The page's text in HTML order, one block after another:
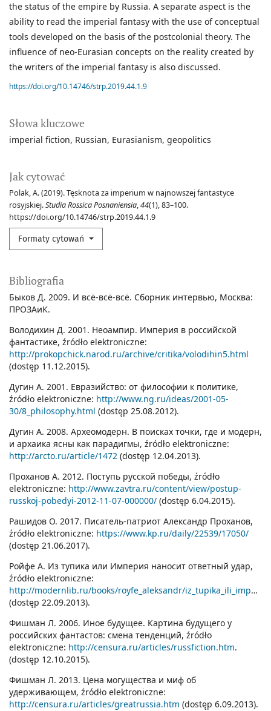
Słowa kluczowe
imperial fiction Russian Eurasianism geopolitics
Jak cytować
Polak, A. (2019). Tęsknota za imperium w najnowszej fantastyce
rosyjskiej.Studia Rossica Posnaniensia,44(1), 83–100.
https://doi.org/10.14746/strp.2019.44.1.9
Formaty cytowań
the status of the empire by Russia. A separate aspect is the
ability to read the imperial fantasy with the use of conceptual
tools developed on the basis of the postcolonial theory. The
influence of neo-Eurasian concepts on the reality created by
the writers of the imperial fantasy is also discussed.
https://doi.org/10.14746/strp.2019.44.1.9
Bibliografia
Быков Д. 2009. И всё-всё-всё. Сборник интервью, Москва:
ПРОЗАиК.
Володихин Д. 2001. Неоампир. Империя в российской
фантастике, źródło elektroniczne:
http://prokopchick.narod.ru/archive/critika/volodihin5.html
(dostęp 11.12.2015).
Дугин А. 2001. Евразийство: от философии к политике,
źródło elektroniczne: http://www.ng.ru/ideas/2001-05-
30/8_philosophy.html (dostęp 25.08.2012).
Дугин А. 2008. Археомодерн. В поисках точки, где и модерн,
и архаика ясны как парадигмы, źródło elektroniczne:
http://arcto.ru/article/1472 (dostęp 12.04.2013).
Проханов A. 2012. Поступь русской победы, źródło
elektroniczne: http://www.zavtra.ru/content/view/postup-
russkoj-pobedyi-2012-11-07-000000/ (dostęp 6.04.2015).
Рашидов О. 2017. Писатель-патриот Александр Проханов,
źródło elektroniczne: https://www.kp.ru/daily/22539/17050/
(dostęp 21.06.2017).
Ройфе A. Из тупика или Империя наносит ответный удар,
źródło elektroniczne:
http://modernlib.ru/books/royfe_aleksandr/iz_tupika_ili_imperiya_nanosit_otvetniy_udar/read_1/
(dostęp 22.09.2013).
Фишман Л. 2006. Иное будущее. Картина будущегo у
российских фантастов: смена тенденций, źródło
elektroniczne: http://censura.ru/articles/russfiction.htm.
(dostęp 12.10.2015).
Фишман Л. 2013. Цена могущества и миф об
удерживающем, źródło elektroniczne:
http://censura.ru/articles/greatrussia.htm (dostęp 6.09.2013).